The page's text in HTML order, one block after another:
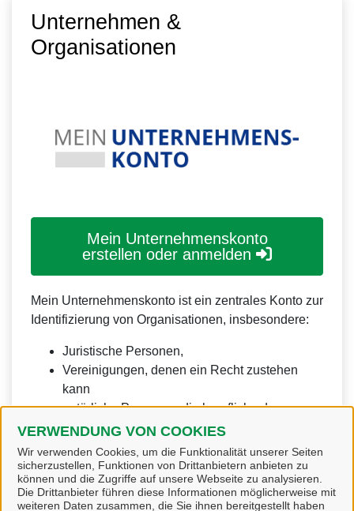
VERWENDUNG VON COOKIES
Wir verwenden Cookies, um die Funktionalität unserer Seiten
sicherzustellen, Funktionen von Drittanbietern anbieten zu
können und die Zugriffe auf unsere Webseite zu analysieren.
Die Drittanbieter führen diese Informationen möglicherweise mit
weiteren Daten zusammen, die Sie ihnen bereitgestellt haben
Unternehmen &
Organisationen
Mein Unternehmenskonto
erstellen oder anmelden
Mein Unternehmenskonto ist ein zentrales Konto zur
Identifizierung von Organisationen, insbesondere:
Juristische Personen,
Vereinigungen, denen ein Recht zustehen
kann
natürliche Personen, die beruflich oder
gewerblich tätig sind.
Eine Nutzung ist aber auch durch Behörden im
Sinne von § 1 Abs. 4 Verwaltungsverfahrensgesetz
(VwVfG) möglich.